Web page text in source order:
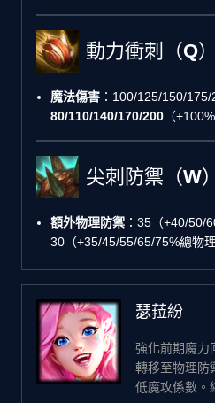
動力衝刺（Q）
魔法傷害 ：100/125/150/
80/110/140/170/200 （
尖刺防禦（W）
額外物理防禦 ：35（+40/
30（+35/45/55/65/75%總物理
瑟菈紛
強化前期魔力
轉移至物理防
低魔攻係數。